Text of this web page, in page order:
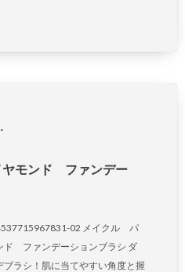
モンド ファンデー
02 メイクル パ
ド ファンデーションブラシ ダ
ブラシ！肌に当てやすい角度と握